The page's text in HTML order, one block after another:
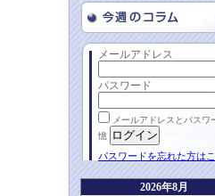
メールアドレス
パスワード
メールアドレスとパスワ
憶
パスワードを忘れた方は
2026年8月